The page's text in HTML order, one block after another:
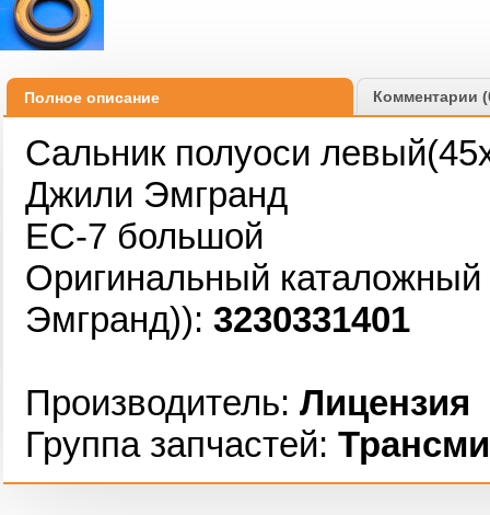
Полное описание Комментарии
Сальник полуоси
Джили Эмгранд
EC-7 большой
Оригинальный
Эмгранд)): 3230331401
Производитель: Лицензия
Группа запчастей: